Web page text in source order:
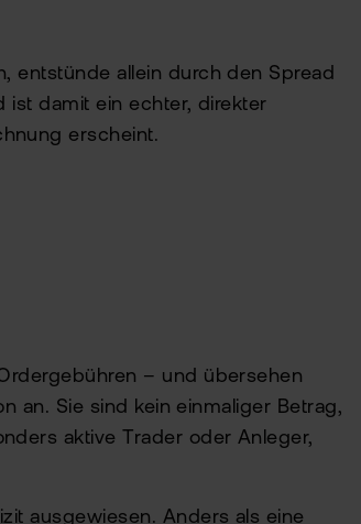
entstünde allein durch den Spread
ist damit ein echter, direkter
erscheint.
– und übersehen
an. Sie sind kein einmaliger Betrag,
aktive Trader oder Anleger,
ausgewiesen. Anders als eine